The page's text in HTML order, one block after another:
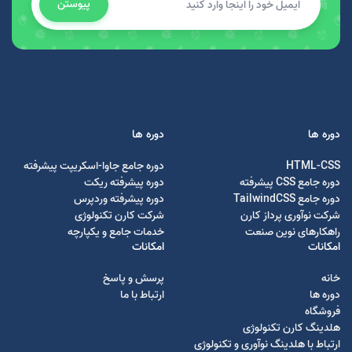
پیوستن
دوره ها
HTML-CSS
دوره جامع CSS پیشرفته
دوره جامع TailwindCSS
شرکت نوآوری پرداز کارن
راهکارهای نوین صنعت
دوره ها
دوره جامع جاوا-اسکریپت پیشرفته
دوره پیشرفته ریکت
دوره پیشرفته وردپرس
شرکت کارن تکنولوژی
خدمات جامع و یکپارچه
امکانات
خانه
دوره ها
فروشگاه
هلدینگ کارن تکنولوژی
ارتباط با هلدینگ نوآوری و تکنولوژی
امکانات
پرسش و پاسخ
ارتباط با ما